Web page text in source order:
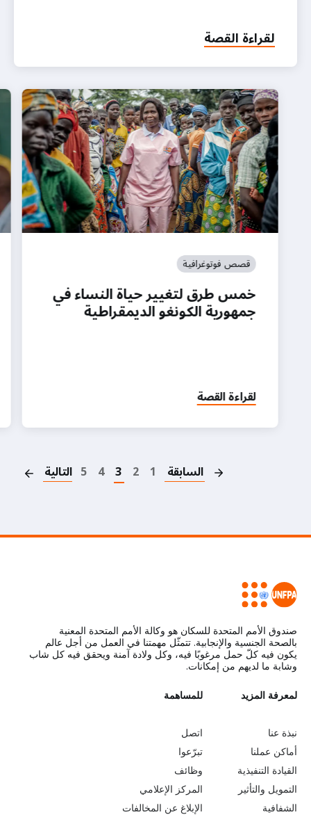
لقراءة القصة
قصص فوتوغرافية
خمس طرق لتغيير حياة النساء في
جمهورية الكونغو الديمقراطية
لقراءة القصة
السابقة 1
2
3
4
5 التالية
صندوق الأمم المتحدة للسكان هو وكالة الأمم المتحدة المعنية
بالصحة الجنسية والإنجابية. تتمثّل مهمتنا في العمل من أجل عالم
يكون فيه كلّ حمل مرغوبًا فيه، وكل ولادة آمنة ويحقق فيه كل شاب
وشابة ما لديهم من إمكانات.
L
e
a
r
n
لمعرفة المزيد
نبذة عنا
أماكن عملنا
القيادة التنفيذية
التمويل والتأثير
الشفافية
G
o
b
e
y
للمساهمة
اتصل
تبرّعوا
وظائف
المركز الإعلامي
الإبلاغ عن المخالفات